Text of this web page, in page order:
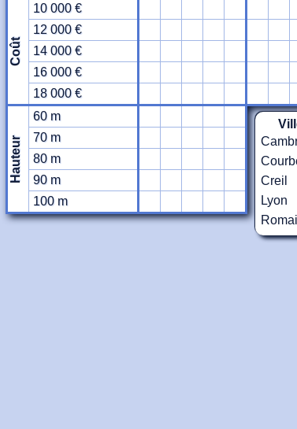
Coût
10 000 €
12 000 €
14 000 €
16 000 €
18 000 €
Hauteur
60 m
70 m
80 m
90 m
100 m
Creil
Lyon